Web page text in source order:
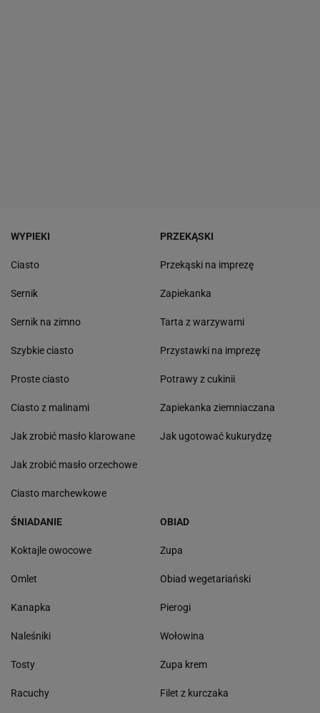
WYPIEKI
Ciasto
Sernik
Sernik na zimno
Szybkie ciasto
Proste ciasto
Ciasto z malinami
Jak zrobić masło klarowane
Jak zrobić masło orzechowe
Ciasto marchewkowe
PRZEKĄSKI
Przekąski na imprezę
Zapiekanka
Tarta z warzywami
Przystawki na imprezę
Potrawy z cukinii
Zapiekanka ziemniaczana
Jak ugotować kukurydzę
ŚNIADANIE
Koktajle owocowe
Omlet
Kanapka
Naleśniki
Tosty
Racuchy
OBIAD
Zupa
Obiad wegetariański
Pierogi
Wołowina
Zupa krem
Filet z kurczaka